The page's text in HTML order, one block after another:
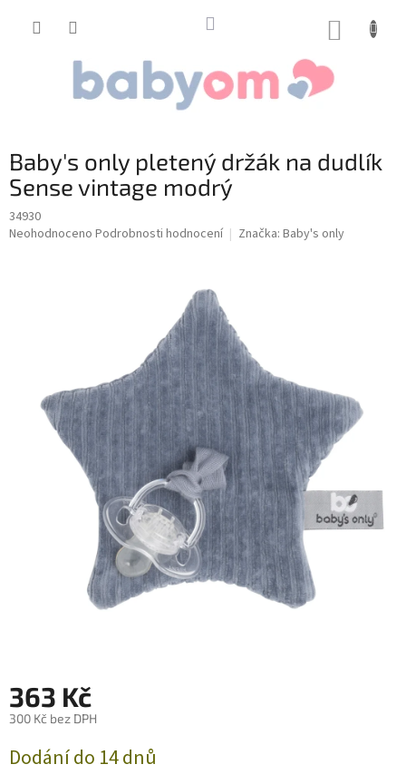
Baby's only pletený držák na dudlík
Sense vintage modrý
34930
Průměrné
Neohodnoceno Podrobnosti hodnocení Značka: Baby's only
363 Kč
300 Kč bez DPH
cena:
Dodání do 14 dnů